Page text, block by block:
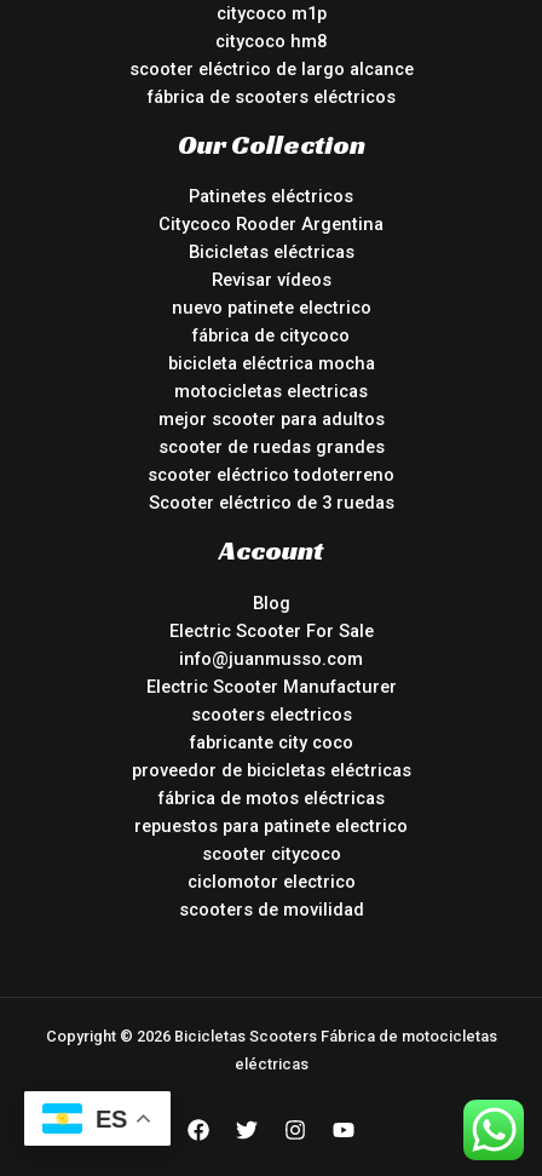
citycoco m1p
citycoco hm8
scooter eléctrico de largo alcance
fábrica de scooters eléctricos
Our Collection
Patinetes eléctricos
Citycoco Rooder Argentina
Bicicletas eléctricas
Revisar vídeos
nuevo patinete electrico
fábrica de citycoco
bicicleta eléctrica mocha
motocicletas electricas
mejor scooter para adultos
scooter de ruedas grandes
scooter eléctrico todoterreno
Scooter eléctrico de 3 ruedas
Account
Blog
Electric Scooter For Sale
info@juanmusso.com
Electric Scooter Manufacturer
scooters electricos
fabricante city coco
proveedor de bicicletas eléctricas
fábrica de motos eléctricas
repuestos para patinete electrico
scooter citycoco
ciclomotor electrico
scooters de movilidad
Copyright © 2026 Bicicletas Scooters Fábrica de motocicletas
eléctricas
ES